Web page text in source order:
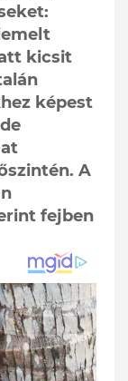
kicsit
képest
A
fejben